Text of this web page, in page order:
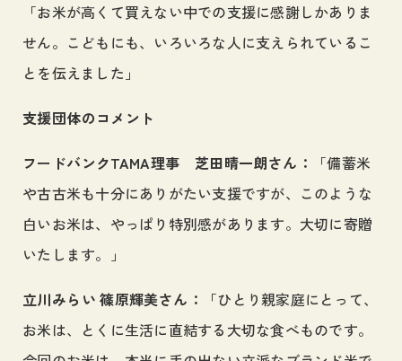
「お米が高くて買えない中での支援に感謝しかありま
せん。こどもにも、いろいろな人に支えられているこ
とを伝えました」
支援団体のコメント
フードバンクTAMA理事 芝田晴一朗さん：
「備蓄米
や古古米も十分にありがたい支援ですが、このような
白いお米は、やっぱり特別感があります。大切に寄贈
いたします。」
立川みらい 篠原輝美さん：
「ひとり親家庭にとって、
お米は、とくに生活に直結する大切な食べものです。